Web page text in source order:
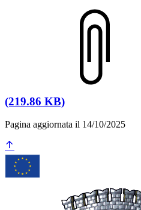
(219.86 KB)
Pagina aggiornata il 14/10/2025